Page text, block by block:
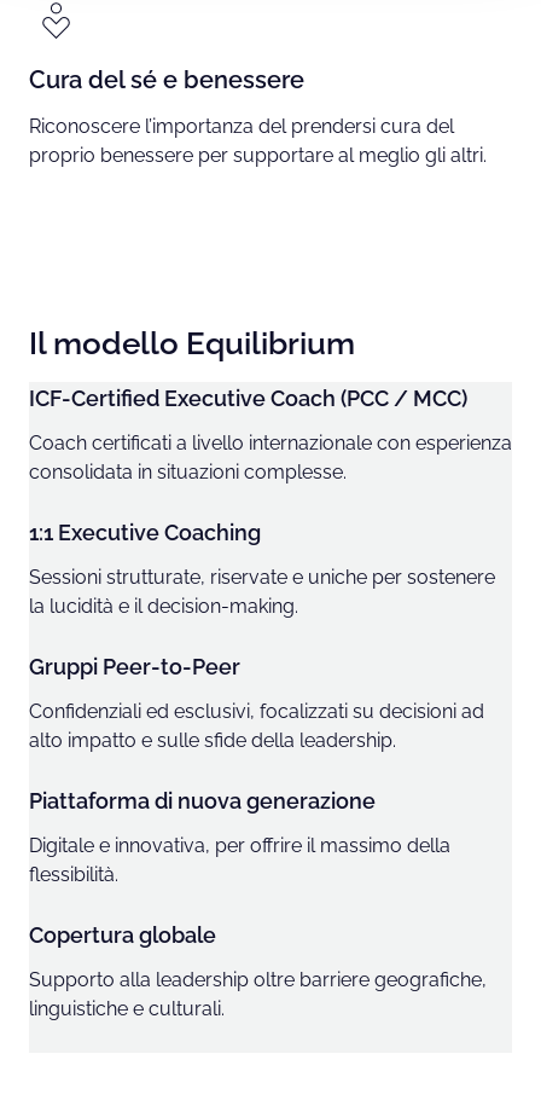
Cura del sé e benessere
Riconoscere l’importanza del prendersi cura del
proprio benessere per supportare al meglio gli altri.
Il modello Equilibrium
ICF-Certified Executive Coach (PCC / MCC)
Coach certificati a livello internazionale con esperienza
consolidata in situazioni complesse.
1:1 Executive Coaching
Sessioni strutturate, riservate e uniche per sostenere
la lucidità e il decision-making.
Gruppi Peer-to-Peer
Confidenziali ed esclusivi, focalizzati su decisioni ad
alto impatto e sulle sfide della leadership.
Piattaforma di nuova generazione
Digitale e innovativa, per offrire il massimo della
flessibilità.
Copertura globale
Supporto alla leadership oltre barriere geografiche,
linguistiche e culturali.